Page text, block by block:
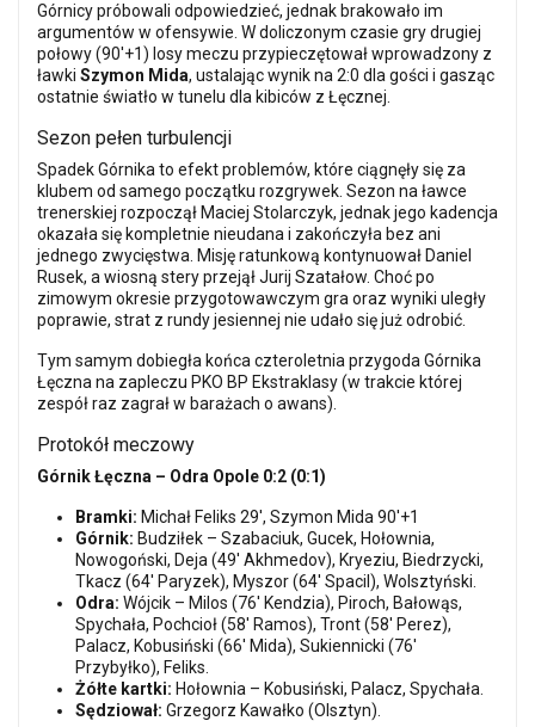
Górnicy próbowali odpowiedzieć, jednak brakowało im
argumentów w ofensywie. W doliczonym czasie gry drugiej
połowy (90'+1) losy meczu przypieczętował wprowadzony z
ławki Szymon Mida, ustalając wynik na 2:0 dla gości i gasząc
ostatnie światło w tunelu dla kibiców z Łęcznej.
Sezon pełen turbulencji
Spadek Górnika to efekt problemów, które ciągnęły się za
klubem od samego początku rozgrywek. Sezon na ławce
trenerskiej rozpoczął Maciej Stolarczyk, jednak jego kadencja
okazała się kompletnie nieudana i zakończyła bez ani
jednego zwycięstwa. Misję ratunkową kontynuował Daniel
Rusek, a wiosną stery przejął Jurij Szatałow. Choć po
zimowym okresie przygotowawczym gra oraz wyniki uległy
poprawie, strat z rundy jesiennej nie udało się już odrobić.
Tym samym dobiegła końca czteroletnia przygoda Górnika
Łęczna na zapleczu PKO BP Ekstraklasy (w trakcie której
zespół raz zagrał w barażach o awans).
Protokół meczowy
Górnik Łęczna – Odra Opole 0:2 (0:1)
Bramki: Michał Feliks 29', Szymon Mida 90'+1
Górnik: Budziłek – Szabaciuk, Gucek, Hołownia,
Nowogoński, Deja (49' Akhmedov), Kryeziu, Biedrzycki,
Tkacz (64' Paryzek), Myszor (64' Spacil), Wolsztyński.
Odra: Wójcik – Milos (76' Kendzia), Piroch, Bałowąs,
Spychała, Pochcioł (58' Ramos), Tront (58' Perez),
Palacz, Kobusiński (66' Mida), Sukiennicki (76'
Przybyłko), Feliks.
Żółte kartki: Hołownia – Kobusiński, Palacz, Spychała.
Sędziował: Grzegorz Kawałko (Olsztyn).